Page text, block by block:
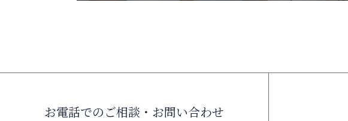
お電話でのご相談・お問い合わせ